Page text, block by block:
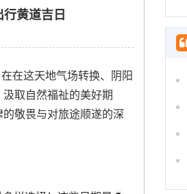
黄道吉日
在这天地气场转换、阴阳
取自然福祉的美好期
敬畏与对旅途顺遂的深